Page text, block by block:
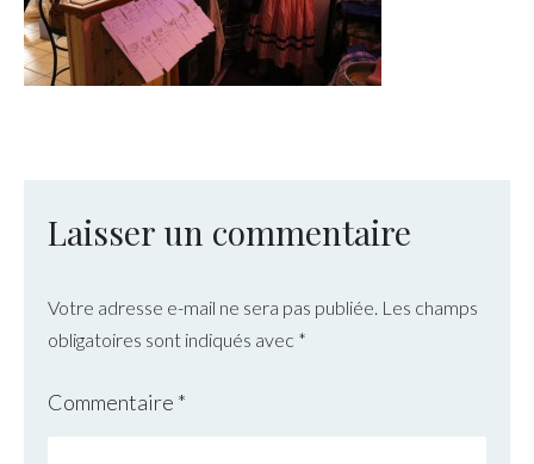
Laisser un commentaire
Votre adresse e-mail ne sera pas publiée. Les champs
obligatoires sont indiqués avec *
Commentaire *